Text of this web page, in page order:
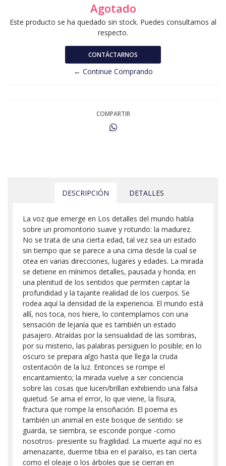
Agotado
Este producto se ha quedado sin stock. Puedes consultarnos al
respecto.
CONTÁCTARNOS
← Continue Comprando
COMPARTIR
DESCRIPCIÓN DETALLES
La voz que emerge en Los detalles del mundo habla
sobre un promontorio suave y rotundo: la madurez.
No se trata de una cierta edad, tal vez sea un estado
sin tiempo que se parece a una cima desde la cual se
otea en varias direcciones, lugares y edades. La mirada
se detiene en mínimos detalles, pausada y honda; en
una plenitud de los sentidos que permiten captar la
profundidad y la tajante realidad de los cuerpos. Se
rodea aquí la densidad de la experiencia. El mundo está
allí, nos toca, nos hiere, lo contemplamos con una
sensación de lejanía que es también un estado
pasajero. Atraídas por la sensualidad de las sombras,
por su misterio, las palabras persiguen lo posible; en lo
oscuro se prepara algo hasta que llega la cruda
ostentación de la luz. Entonces se rompe el
encantamiento; la mirada vuelve a ser conciencia
sobre las cosas que lucen/brillan exhibiendo una falsa
quietud. Se ama el error, lo que viene, la fisura,
fractura que rompe la ensoñación. El poema es
también un animal en este bosque de sentido: se
guarda, se siembra, se esconde porque -como
nosotros- presiente su fragilidad. La muerte aquí no es
amenazante, duerme tibia en el paraíso, es tan cierta
como el oleaje o los árboles que se cierran en